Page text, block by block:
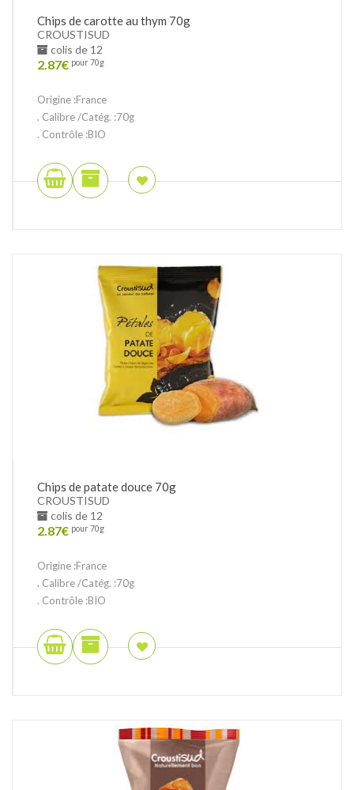
Chips de carotte au thym 70g
CROUSTISUD
colis de 12
2.87€ pour 70g
Origine :France
. Calibre /Catég. :70g
. Contrôle :BIO
Chips de patate douce 70g
CROUSTISUD
colis de 12
2.87€ pour 70g
Origine :France
. Calibre /Catég. :70g
. Contrôle :BIO